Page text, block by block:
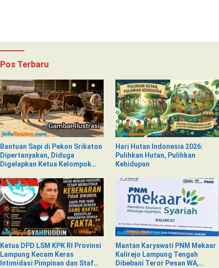
Pos Terbaru
Bantuan Sapi di Pekon Srikaton
Dipertanyakan, Diduga
Digelapkan Ketua Kelompok
Hari Hutan Indonesia 2026:
Pulihkan Hutan, Pulihkan
Kehidupan
Ketua DPD LSM KPK RI Provinsi
Lampung Kecam Keras
Intimidasi Pimpinan dan Staf
Mantan Karyawati PNM Mekaar
Kalirejo Lampung Tengah
Dibebani Teror Pesan WA,